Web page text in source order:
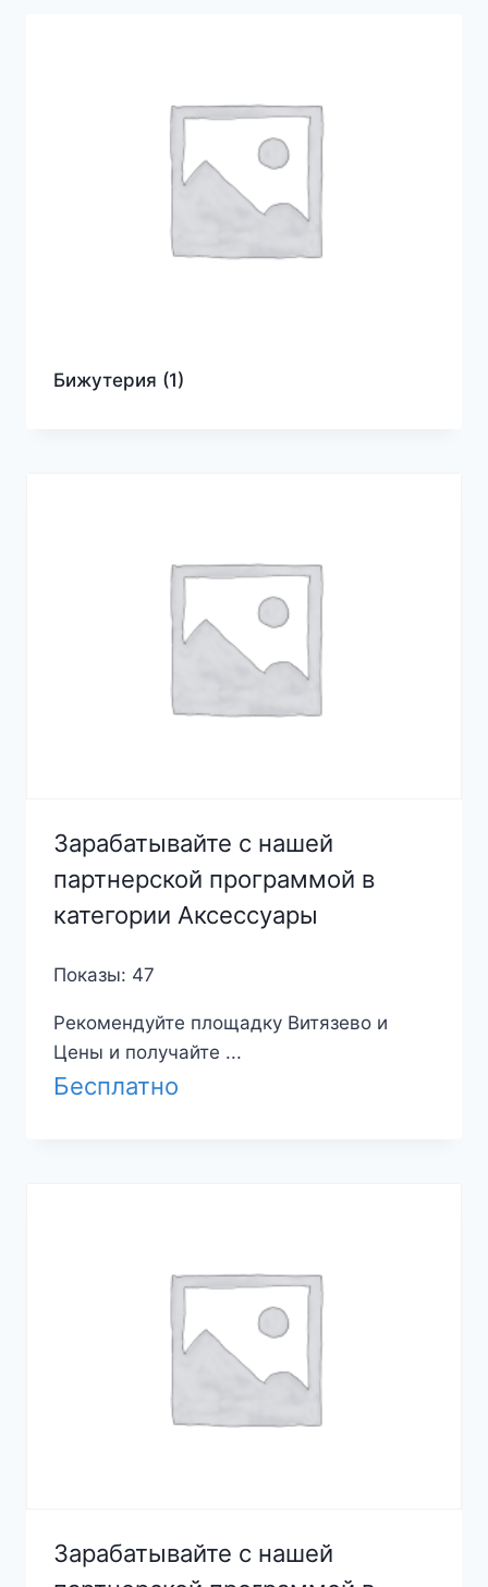
Бижутерия (1)
Зарабатывайте с нашей
партнерской программой в
категории Аксессуары
Показы: 47
Рекомендуйте площадку Витязево и
Цены и получайте ...
Бесплатно
Зарабатывайте с нашей